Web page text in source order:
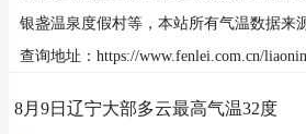
银盏温泉度假村等，本站所有气温数据来
查询地址：https://www.fenlei.com.cn/
8月9日辽宁大部多云最高气温32度